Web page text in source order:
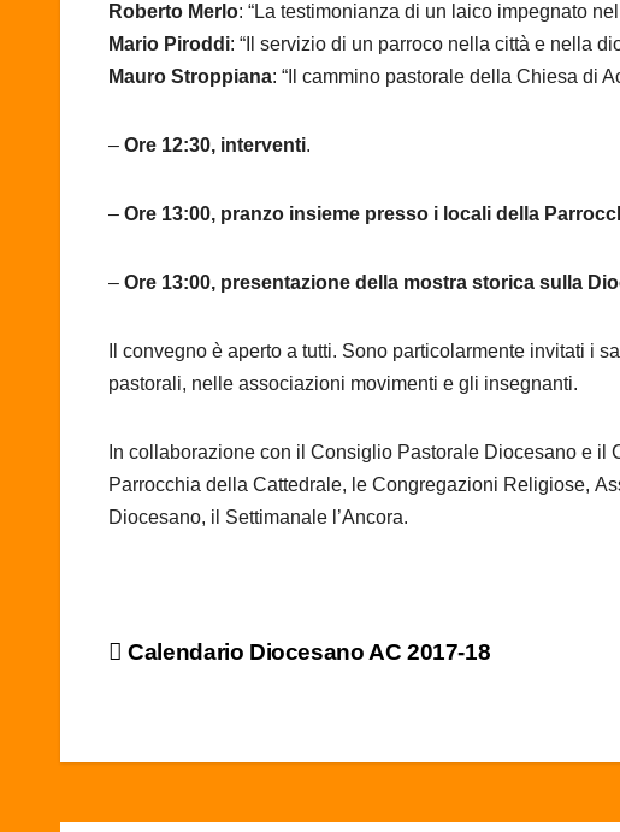
Roberto Merlo: “La testimonianza di un laico impegnato
Mario Piroddi: “Il servizio di un parroco nella città e nella
Mauro Stroppiana: “Il cammino pastorale della Chiesa di
– Ore 12:30, interventi.
– Ore 13:00, pranzo insieme presso i locali della
– Ore 13:00, presentazione della mostra storica sulla
Il convegno è aperto a tutti. Sono particolarmente invitati i
pastorali, nelle associazioni movimenti e gli insegnanti.
In collaborazione con il Consiglio Pastorale Diocesano e
Parrocchia della Cattedrale, le Congregazioni Religiose,
Diocesano, il Settimanale l’Ancora.
Navigazione
Calendario Diocesano AC 2017-18